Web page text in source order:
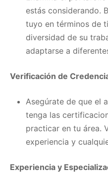
estás considerando.
tuyo en términos de
diversidad de su
adaptarse a
Verificación de
Asegúrate de que el
tenga las
practicar en tu área.
experiencia y
Experiencia y